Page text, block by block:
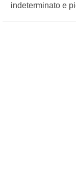
indeterminato e